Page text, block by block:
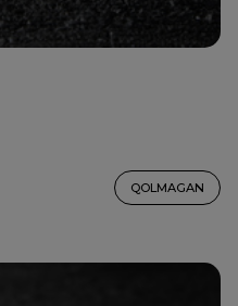
QOLMAGAN